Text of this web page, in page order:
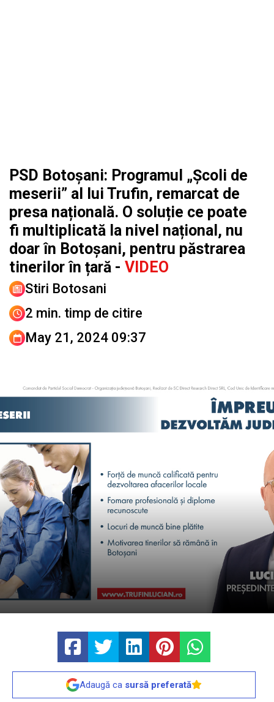
PSD Botoșani: Programul „Școli de
meserii” al lui Trufin, remarcat de
presa națională. O soluție ce poate
fi multiplicată la nivel național, nu
doar în Botoșani, pentru păstrarea
tinerilor în țară - VIDEO
Stiri Botosani
2 min. timp de citire
May 21, 2024 09:37
Adaugă ca sursă preferată